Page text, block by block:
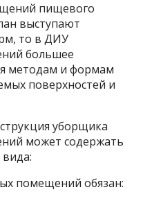
пищевого
выступают
то в ДИУ
большее
методам и формам
поверхностей и
уборщика
может содержать
помещений обязан: